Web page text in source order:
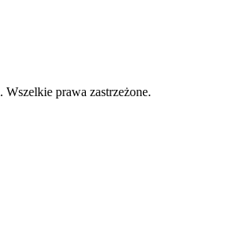
. Wszelkie prawa zastrzeżone.